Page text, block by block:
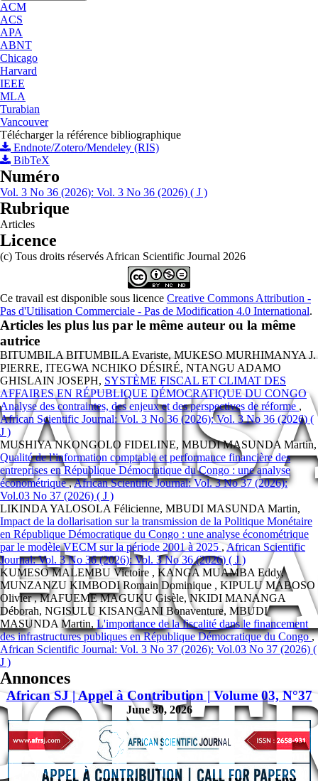
ACM
ACS
APA
ABNT
Chicago
Harvard
IEEE
MLA
Turabian
Vancouver
Télécharger la référence bibliographique
Endnote/Zotero/Mendeley (RIS)
BibTeX
Numéro
Vol. 3 No 36 (2026): Vol. 3 No 36 (2026) ( J )
Rubrique
Articles
Licence
(c) Tous droits réservés African Scientific Journal 2026
Ce travail est disponible sous licence Creative Commons Attribution -
Pas d'Utilisation Commerciale - Pas de Modification 4.0 International.
Articles les plus lus par le même auteur ou la même
autrice
BITUMBILA BITUMBILA Evariste, MUKESO MURHIMANYA J.
PIERRE, ITEGWA NCHIKO DÉSIRÉ, NTANGU ADAMO
GHISLAIN JOSEPH, SYSTÈME FISCAL ET CLIMAT DES
AFFAIRES EN RÉPUBLIQUE DÉMOCRATIQUE DU CONGO
Analyse des contraintes, des enjeux et des perspectives de réforme ,
African Scientific Journal: Vol. 3 No 36 (2026): Vol. 3 No 36 (2026) (
J )
MUSHIYA NKONGOLO FIDELINE, MBUDI MASUNDA Martin,
Qualité de l’information comptable et performance financière des
entreprises en République Démocratique du Congo : une analyse
économétrique,African Scientific Journal: Vol. 3 No 37 (2026):
Vol.03 No 37 (2026) ( J )
LIKINDA YALOSOLA Félicienne, MBUDI MASUNDA Martin,
Impact de la dollarisation sur la transmission de la Politique Monétaire
en République Démocratique du Congo : une analyse économétrique
par le modèle VECM sur la période 2001 à 2025,African Scientific
Journal: Vol. 3 No 36 (2026): Vol. 3 No 36 (2026) ( J )
KUMESO MALEMBU Victoire , KANGA MUAMBA Eddy,
MUNZANZU KIMBODI Romain Dominique , KIPULU MABOSO
Olivier , MAFUEME MAGUKU Gisèle, NKIDI MANANGA
Déborah, NGISULU KISANGANI Bonaventure, MBUDI
MASUNDA Martin, L'importance de la fiscalité dans le financement
des infrastructures publiques en République Démocratique du Congo,
African Scientific Journal: Vol. 3 No 37 (2026): Vol.03 No 37 (2026) (
J )
Annonces
African SJ | Appel à Contribution | Volume 03, N°37
June 30, 2026